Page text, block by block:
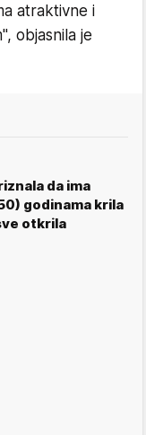
atraktivne i
objasnila je
da ima
godinama krila
otkrila